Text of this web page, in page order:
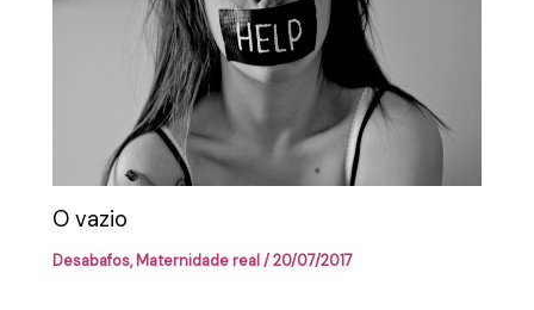
O vazio
Desabafos,Maternidade real/20/07/2017